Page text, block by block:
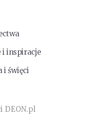
i inspiracje
i święci
DEON.pl